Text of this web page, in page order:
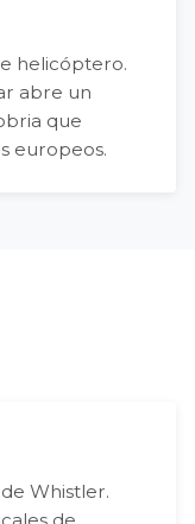
helicóptero.
abre un
que
europeos.
Whistler.